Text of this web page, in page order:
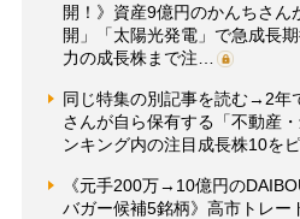
開！》資産9億円のかんちさん
開」「太陽光発電」で急成長
力の成長株まで注…
同じ特集の別記事を読む→2年
さんが自ら保有する「不動産
ンキング内の注目成長株10を
《元手200万→10億円の
バガー候補5銘柄》高市トレー